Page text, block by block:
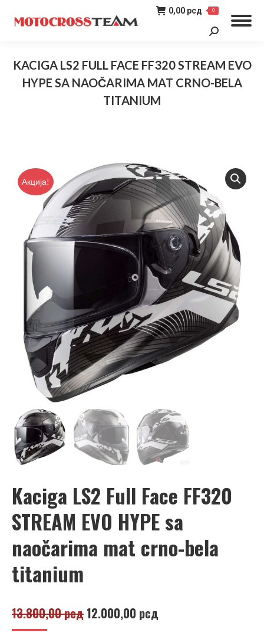
0,00 рсд 0
Search:
KACIGA LS2 FULL FACE FF320 STREAM EVO
HYPE SA NAOČARIMA MAT CRNO-BELA
TITANIUM
Акција!
Kaciga LS2 Full Face FF320
STREAM EVO HYPE sa
naočarima mat crno-bela
titanium
13.800,00рсд Оригинална
12.000,00 рсд